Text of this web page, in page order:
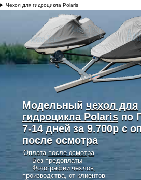
Чехол для гидроцикла Polaris
Модельный чехол для
гидроцикла Polaris по
7-14 дней за 9.700р с
после осмотра
Оплата после осмотра
Без предоплаты
Фотографии чехлов,
производства, от клиентов